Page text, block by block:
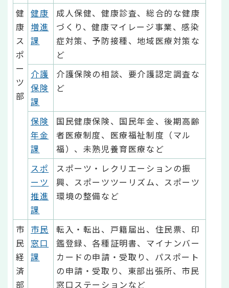
健
康
ス
ポ
ー
ツ
部
健康
増進
課
成人保健、健康診査、総合的な健康
づくり、健康マイレージ事業、感染
症対策、予防接種、地域医療対策な
ど
介護
保険
課
介護保険の相談、要介護認定調査な
ど
保険
年金
課
国民健康保険、国民年金、後期高齢
者医療制度、医療福祉制度（マル
福）、未熟児養育医療など
スポ
ーツ
推進
課
スポーツ・レクリエーションの振
興、スポーツツーリズム、スポーツ
環境の整備など
市
民
経
済
部
市民
窓口
課
転入・転出、戸籍届出、住民票、印
鑑登録、各種証明書、マイナンバー
カードの申請・受取り、パスポート
の申請・受取り、東部出張所、市民
窓口ステーションなど